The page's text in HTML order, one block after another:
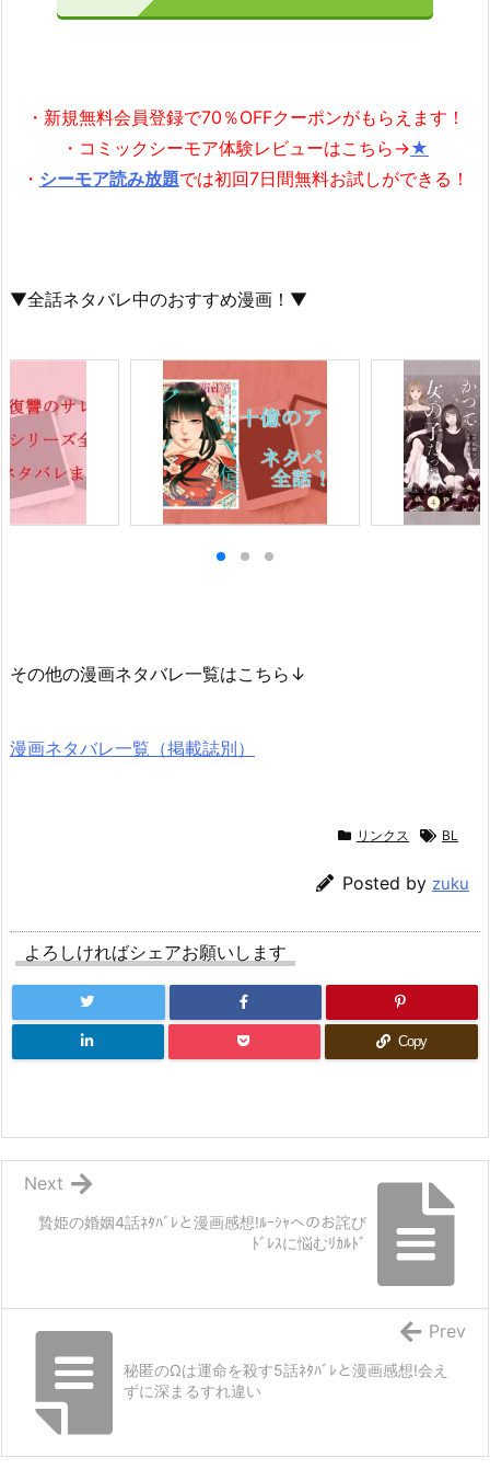
・新規無料会員登録で70％OFFクーポンがもらえます！
・コミックシーモア体験レビューはこちら→★
・ シーモア読み放題では初回7日間無料お試しができる！
▼全話ネタバレ中のおすすめ漫画！▼
その他の漫画ネタバレ一覧はこちら↓
漫画ネタバレ一覧（掲載誌別）
リンクス BL
Posted by zuku
よろしければシェアお願いします
Copy
贄姫の婚姻4話ﾈﾀﾊﾞﾚと漫画感想!ﾙｰｼｬへのお詫び
ﾄﾞﾚｽに悩むﾘｶﾙﾄﾞ
Next
秘匿のΩは運命を殺す5話ﾈﾀﾊﾞﾚと漫画感想!会え
ずに深まるすれ違い
Prev